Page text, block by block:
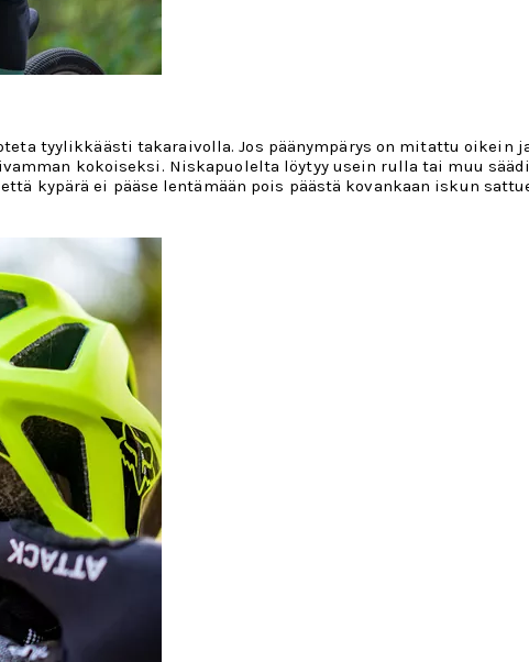
tyylikkäästi takaraivolla. Jos päänympärys on mitattu oikein
kokoiseksi. Niskapuolelta löytyy usein rulla tai muu
kypärä ei pääse lentämään pois päästä kovankaan iskun